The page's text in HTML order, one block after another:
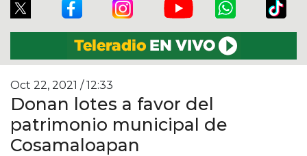
Oct 22, 2021 / 12:33
Donan lotes a favor del
patrimonio municipal de
Cosamaloapan